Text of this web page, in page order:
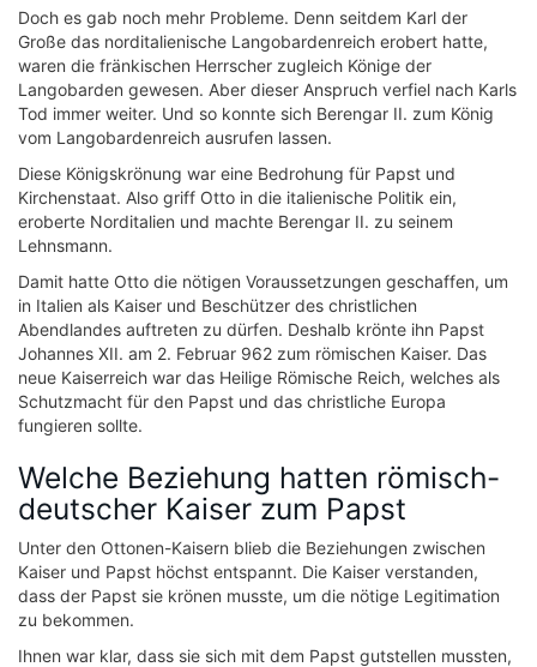
Doch es gab noch mehr Probleme. Denn seitdem Karl der
Große das norditalienische Langobardenreich erobert hatte,
waren die fränkischen Herrscher zugleich Könige der
Langobarden gewesen. Aber dieser Anspruch verfiel nach Karls
Tod immer weiter. Und so konnte sich Berengar II. zum König
vom Langobardenreich ausrufen lassen.
Diese Königskrönung war eine Bedrohung für Papst und
Kirchenstaat. Also griff Otto in die italienische Politik ein,
eroberte Norditalien und machte Berengar II. zu seinem
Lehnsmann.
Damit hatte Otto die nötigen Voraussetzungen geschaffen, um
in Italien als Kaiser und Beschützer des christlichen
Abendlandes auftreten zu dürfen. Deshalb krönte ihn Papst
Johannes XII. am 2. Februar 962 zum römischen Kaiser. Das
neue Kaiserreich war das Heilige Römische Reich, welches als
Schutzmacht für den Papst und das christliche Europa
fungieren sollte.
Welche Beziehung hatten römisch-
deutscher Kaiser zum Papst
Unter den Ottonen-Kaisern blieb die Beziehungen zwischen
Kaiser und Papst höchst entspannt. Die Kaiser verstanden,
dass der Papst sie krönen musste, um die nötige Legitimation
zu bekommen.
Ihnen war klar, dass sie sich mit dem Papst gutstellen mussten,